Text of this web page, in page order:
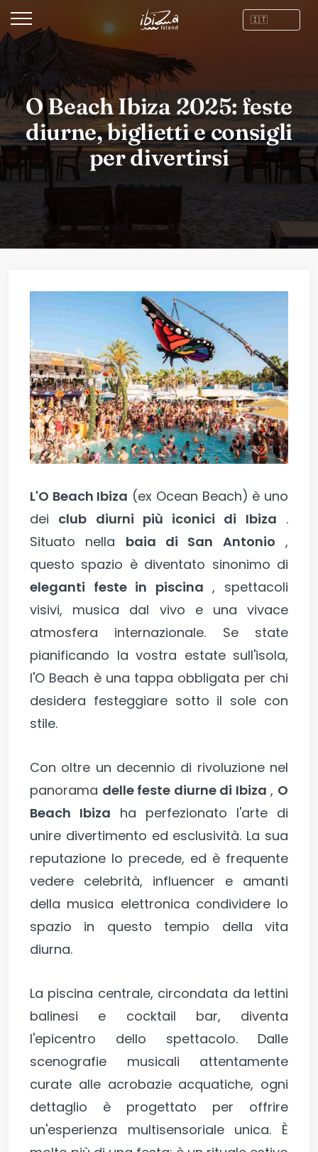
O Beach Ibiza 2025: feste
diurne, biglietti e consigli
per divertirsi
L'O Beach Ibiza (ex Ocean Beach) è uno
dei club diurni più iconici di Ibiza .
Situato nella baia di San Antonio ,
questo spazio è diventato sinonimo di
eleganti feste in piscina , spettacoli
visivi, musica dal vivo e una vivace
atmosfera internazionale. Se state
pianificando la vostra estate sull'isola,
l'O Beach è una tappa obbligata per chi
desidera festeggiare sotto il sole con
stile.
Con oltre un decennio di rivoluzione nel
panorama delle feste diurne di Ibiza , O
Beach Ibiza ha perfezionato l'arte di
unire divertimento ed esclusività. La sua
reputazione lo precede, ed è frequente
vedere celebrità, influencer e amanti
della musica elettronica condividere lo
spazio in questo tempio della vita
diurna.
La piscina centrale, circondata da lettini
balinesi e cocktail bar, diventa
l'epicentro dello spettacolo. Dalle
scenografie musicali attentamente
curate alle acrobazie acquatiche, ogni
dettaglio è progettato per offrire
un'esperienza multisensoriale unica. È